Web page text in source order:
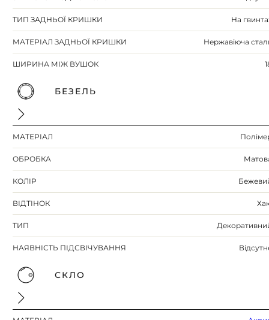
ТИП ЗАДНЬОЇ КРИШКИ На
МАТЕРІАЛ ЗАДНЬОЇ КРИШКИ Нержавіюча
ШИРИНА МІЖ ВУШОК
БЕЗЕЛЬ
МАТЕРІАЛ
ОБРОБКА
КОЛІР
ВІДТІНОК
ТИП
НАЯВНІСТЬ ПІДСВІЧУВАННЯ
СКЛО